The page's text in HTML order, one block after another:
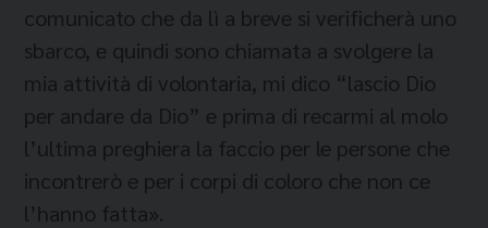
comunicato che da lì a breve si verificherà uno
sbarco, e quindi sono chiamata a svolgere la
mia attività di volontaria, mi dico “lascio Dio
per andare da Dio” e prima di recarmi al molo
l’ultima preghiera la faccio per le persone che
incontrerò e per i corpi di coloro che non ce
l’hanno fatta».